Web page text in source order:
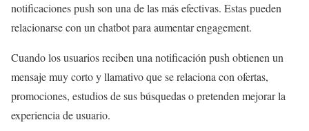
notificaciones push son una de las más efectivas. Estas pueden
relacionarse con un chatbot para aumentar engagement.
Cuando los usuarios reciben una notificación push obtienen un
mensaje muy corto y llamativo que se relaciona con ofertas,
promociones, estudios de sus búsquedas o pretenden mejorar la
experiencia de usuario.